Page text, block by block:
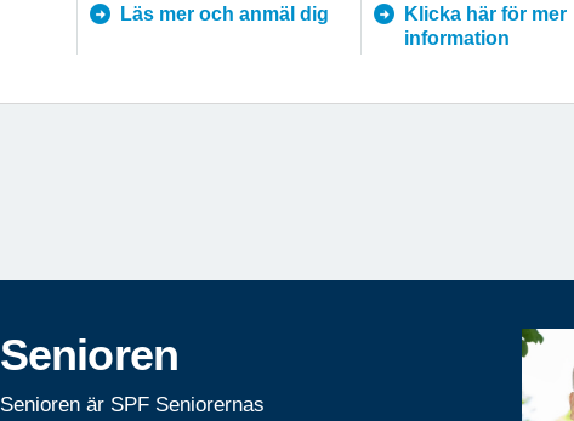
Läs mer och anmäl dig
Klicka här för mer
information
Senioren
Senioren är SPF Seniorernas